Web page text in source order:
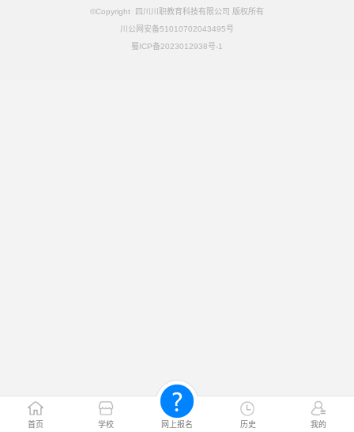
首页 学校 网上报名 历史 我的
©Copyright 四川川职教育科技有限公司 版权所有
川公网安备51010702043495号
蜀ICP备2023012938号-1